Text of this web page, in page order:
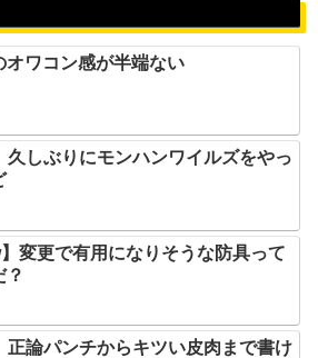
オワコン感が半端ない
久しぶりにモンハンワイルズをやっ
】変更で有用になりそうな防具って
？
正論パンチからキツい皮肉まで書け